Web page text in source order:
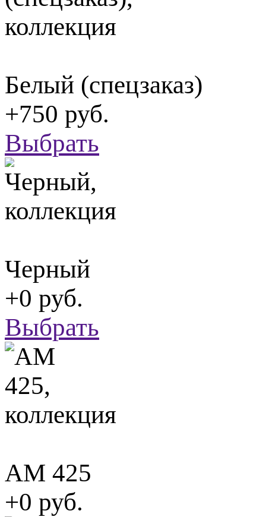
Белый (спецзаказ)
+750 руб.
Выбрать
Черный
+0 руб.
Выбрать
АМ 425
+0 руб.